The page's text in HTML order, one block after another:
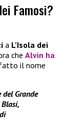
Famosi?
a L’Isola dei
che Alvin ha
il nome
del Grande